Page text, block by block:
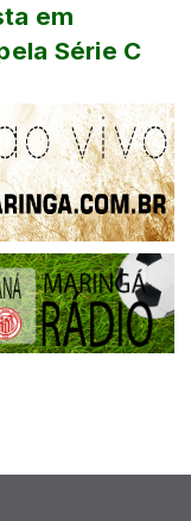
em
Série C